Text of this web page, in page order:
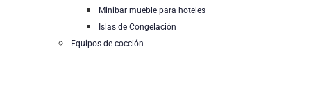
Minibar mueble para hoteles
Islas de Congelación
Equipos de cocción